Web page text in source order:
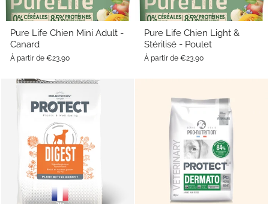
Pure Life Chien Mini Adult -
Canard
À partir de €23,90
Pure Life Chien Light &
Stérilisé - Poulet
À partir de €23,90